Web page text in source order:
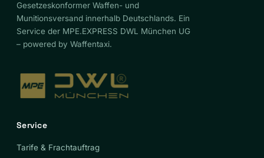
Gesetzeskonformer Waffen- und
Munitionsversand innerhalb Deutschlands. Ein
Service der MPE.EXPRESS DWL München UG
– powered by Waffentaxi.
Service
Tarife & Frachtauftrag